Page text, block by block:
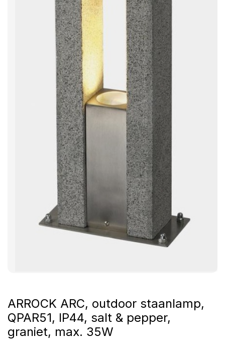
ARROCK ARC, outdoor staanlamp,
QPAR51, IP44, salt & pepper,
graniet, max. 35W